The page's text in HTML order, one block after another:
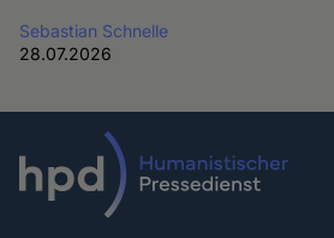
Sebastian Schnelle
28.07.2026